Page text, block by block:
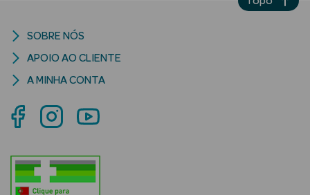
Lábios
Solares Bebé e
Criança
Rosto e
SOBRE NÓS
APOIO AO CLIENTE
A MINHA CONTA